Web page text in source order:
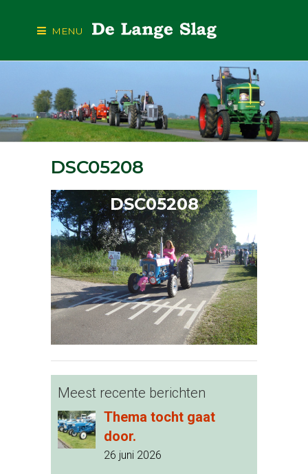
MENU
DSC05208
DSC05208
Meest recente berichten
Thema tocht gaat
door.
26 juni 2026